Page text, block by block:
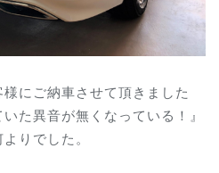
にご納車させて頂きました
た異音が無くなっている！』
りでした。